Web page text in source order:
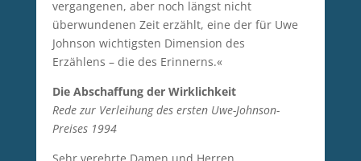
vergangenen, aber noch längst nicht
überwundenen Zeit erzählt, eine der für Uwe
Johnson wichtigsten Dimension des
Erzählens – die des Erinnerns.«
Die Abschaffung der Wirklichkeit
Rede zur Verleihung des ersten Uwe-Johnson-
Preises 1994